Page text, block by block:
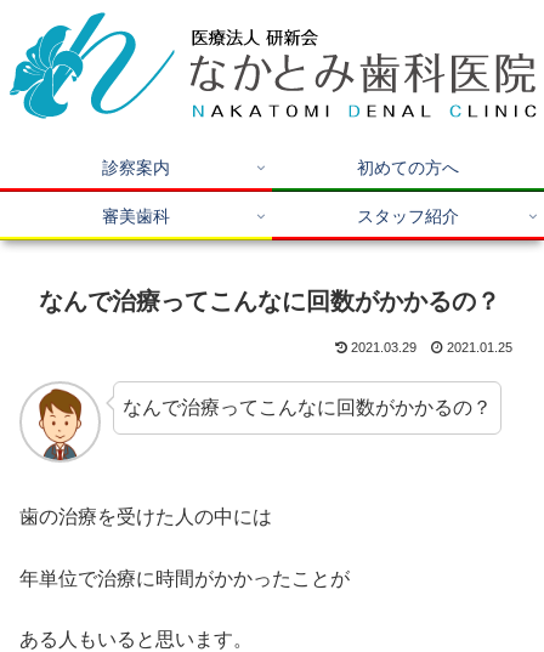
診察案内 初めての方へ
審美歯科 スタッフ紹介
なんで治療ってこんなに回数がかかるの？
2021.03.29 2021.01.25
なんで治療ってこんなに回数がかかるの？
歯の治療を受けた人の中には
年単位で治療に時間がかかったことが
ある人もいると思います。